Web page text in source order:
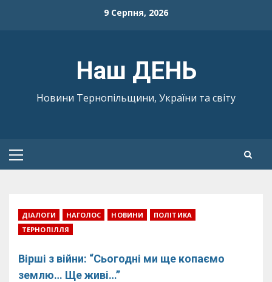
9 Серпня, 2026
Наш ДЕНЬ
Новини Тернопільщини, України та світу
Primary
ДІАЛОГИ НАГОЛОС НОВИНИ
ПОЛІТИКА
ТЕРНОПІЛЛЯ
Вірші з війни: “Сьогодні ми ще копаємо
землю… Ще живі…”